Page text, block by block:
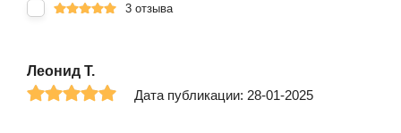
3 отзыва
Леонид Т.
Дата публикации: 28-01-2025